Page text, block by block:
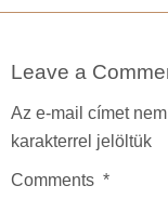
Leave a
Az e-mail címet
karakterrel jelöltük
Comments *